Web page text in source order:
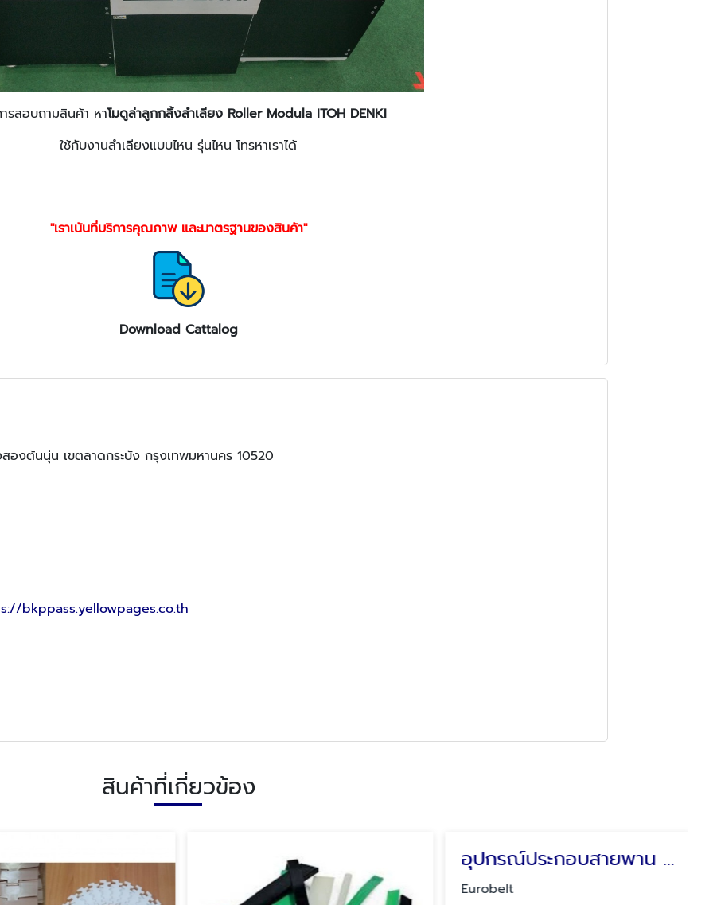
รสอบถามสินค้า หาโมดูล่าลูกกลิ้งลำเลียง Roller Modula ITOH DENKI
ใช้กับงานลำเลียงแบบไหน รุ่นไหน โทรหาเราได้
"เราเน้นที่บริการคุณภาพ และมาตรฐานของสินค้า"
Download Cattalog
องต้นนุ่น เขตลาดกระบัง กรุงเทพมหานคร 10520
bkppass.yellowpages.co.th
สินค้าที่เกี่ยวข้อง